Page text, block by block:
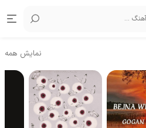
نمایش همه